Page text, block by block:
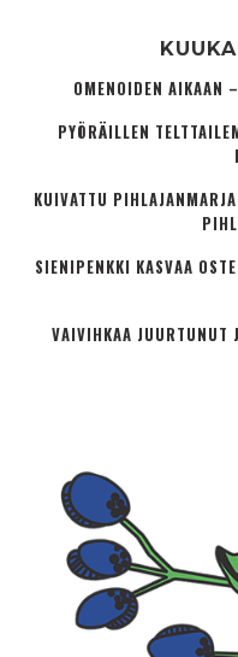
OMENOIDEN AIKAAN
PYÖRÄILLEN
KUIVATTU
SIENIPENKKI KASVAA
VAIVIHKAA JUURTUNUT